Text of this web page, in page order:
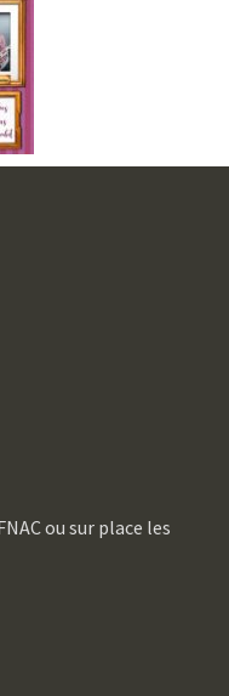
ou sur place les